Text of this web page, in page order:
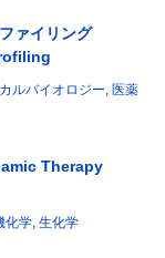
ァイリング
ルバイオロジー 医薬
Therapy
化学 生化学